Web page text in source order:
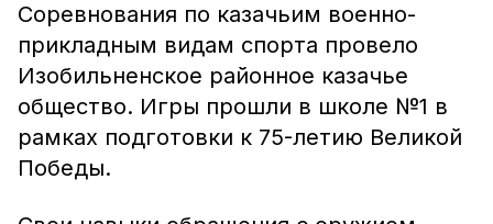
Соревнования по казачьим военно-
прикладным видам спорта провело
Изобильненское районное казачье
общество. Игры прошли в школе №1 в
рамках подготовки к 75-летию Великой
Победы.